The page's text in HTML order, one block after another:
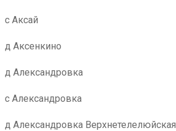
с Аксай
д Аксенкино
д Александровка
с Александровка
д Александровка Верхнетелелюйская